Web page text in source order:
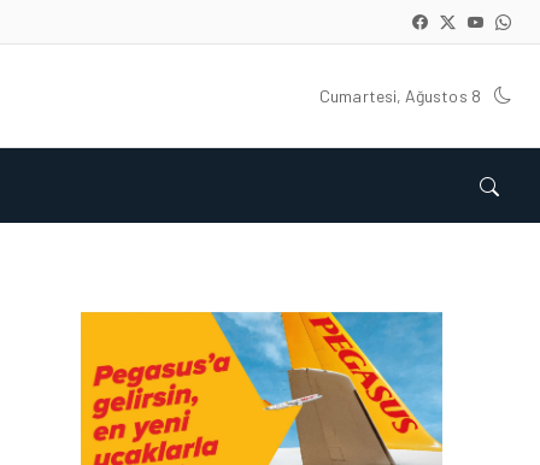
Cumartesi, Ağustos 8
HAVACILIK • 06 AĞU 2026
HITIT BILIŞIM 500’DE
SEKTÖREL YAZILIM
BIRINCISI